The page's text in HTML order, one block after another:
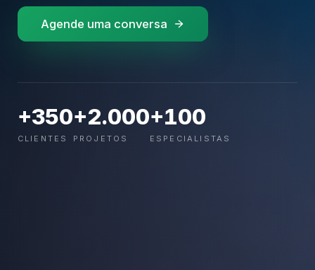
Agende uma conversa
+350
CLIENTES
+2.000
PROJETOS
+100
ESPECIALISTAS